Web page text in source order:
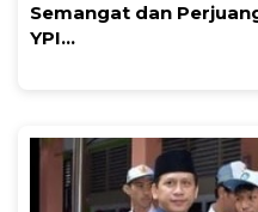
Semangat dan
YPI...